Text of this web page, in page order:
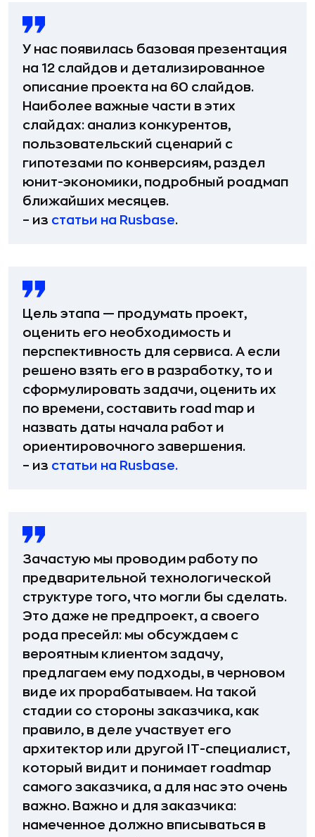
У нас появилась базовая презентация
на 12 слайдов и детализированное
описание проекта на 60 слайдов.
Наиболее важные части в этих
слайдах: анализ конкурентов,
пользовательский сценарий с
гипотезами по конверсиям, раздел
юнит-экономики, подробный роадмап
ближайших месяцев.
– из статьи на Rusbase.
Цель этапа — продумать проект,
оценить его необходимость и
перспективность для сервиса. А если
решено взять его в разработку, то и
сформулировать задачи, оценить их
по времени, составить road map и
назвать даты начала работ и
ориентировочного завершения.
– из статьи на Rusbase.
Зачастую мы проводим работу по
предварительной технологической
структуре того, что могли бы сделать.
Это даже не предпроект, а своего
рода пресейл: мы обсуждаем с
вероятным клиентом задачу,
предлагаем ему подходы, в черновом
виде их прорабатываем. На такой
стадии со стороны заказчика, как
правило, в деле участвует его
архитектор или другой IT-специалист,
который видит и понимает roadmap
самого заказчика, а для нас это очень
важно. Важно и для заказчика:
намеченное должно вписываться в